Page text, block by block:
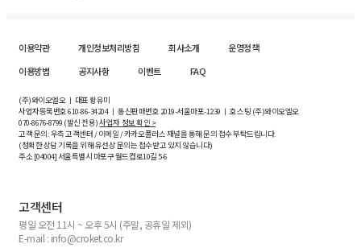
이용약관 개인정보처리방침 회사소개
운영정책
이용방법
공지사항 이벤트 FAQ
(주)와이오엘오 ㅣ 대표 황유미
사업자등록번호610-86-34204ㅣ 통신판매번호 2019-서울마포-1239 ㅣ 호스팅 (주)와이오엘오
070-8676-8799 (발신 전용)사업자 정보 확인 >
고객 문의: 우측 고객센터 / 이메일 / 카카오플러스 채널을 통해 문의 접수 부탁드립니다.
(정확한 상담 기록을 위해 유선상 문의는 접수받고 있지 않습니다)
주소 [04004] 서울특별시 마포구 월드컵로10길5-6
고객센터
평일 오전 11시 ~ 오후 5시 (주말, 공휴일 제외)
E-mail : info@croket.co.kr